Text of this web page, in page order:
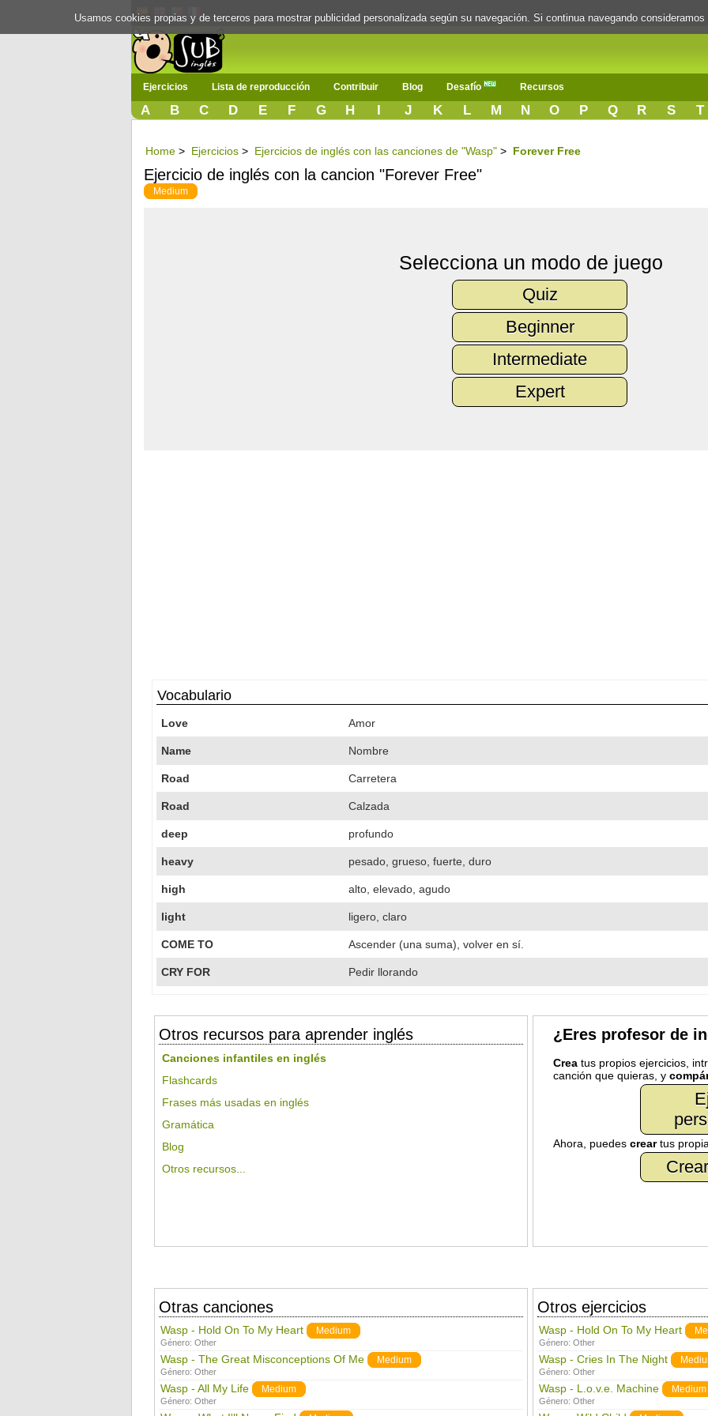
Ejercicios Lista de reproducción Contribuir Blog Desafío Recursos
A B C D E F G H I J K L M N O P Q R S T
Home > Ejercicios > Ejercicios de inglés con las canciones de "Wasp" > Forever Free
Ejercicio de inglés con la cancion "Forever Free"
Medium
Selecciona un modo de juego
Quiz
Beginner
Intermediate
Expert
Vocabulario
Love Amor
Name Nombre
Road Carretera
Road Calzada
deep profundo
heavy pesado, grueso, fuerte, duro
high alto, elevado, agudo
light ligero, claro
COME TO Ascender (una suma), volver en sí.
CRY FOR Pedir llorando
Otros recursos para aprender inglés
Canciones infantiles en inglés
Flashcards
Frases más usadas en inglés
Gramática
Blog
Otros recursos...
¿Eres profesor de
Creatus propios ejercicios,
canción que quieras, y
Ahora, puedes creartus
Otras canciones
Wasp - Hold On To My Heart Medium
Género: Other
Wasp - The Great Misconceptions Of Me Medium
Género: Other
Wasp - All My Life Medium
Género: Other
Otros ejercicios
Wasp - Hold On To My Heart
Género: Other
Wasp - Cries In The Night
Género: Other
Wasp - L.o.v.e. Machine Medium
Género: Other
Usamos cookies propias y de terceros para mostrar publicidad personalizada según su navegación. Si continua navegando